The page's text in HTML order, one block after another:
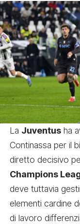
La Juventus ha
Continassa per il
diretto decisivo
Champions
deve tuttavia
elementi cardine
di lavoro